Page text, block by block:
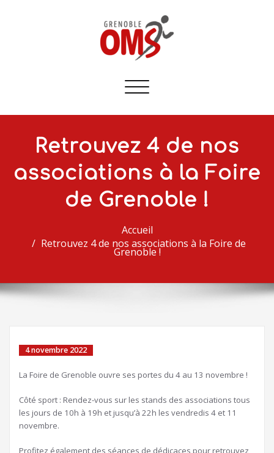
Afficher/masquer
navigation
Retrouvez 4 de nos
associations à la Foire
de Grenoble !
Accueil
Retrouvez 4 de nos associations à la Foire de
Grenoble !
4 novembre 2022
La Foire de Grenoble ouvre ses portes du 4 au 13 novembre !
Côté sport : Rendez-vous sur les stands des associations tous
les jours de 10h à 19h et jusqu’à 22h les vendredis 4 et 11
novembre.
Profitez également des séances de dédicaces pour retrouvez